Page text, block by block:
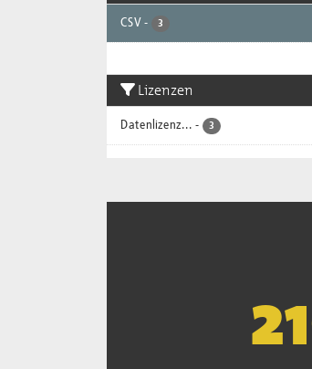
CSV - 3
Lizenzen
Datenlizenz... - 3